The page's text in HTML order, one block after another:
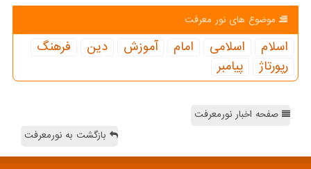
موضوع های نور معرفت
اسلام اسلامی امام آموزش دین
فرهنگ
رپورتاژ
پیامبر
صفحه اخبار نورمعرفت
بازگشت به نورمعرفت